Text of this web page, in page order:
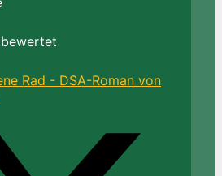
Rad - DSA-Roman von